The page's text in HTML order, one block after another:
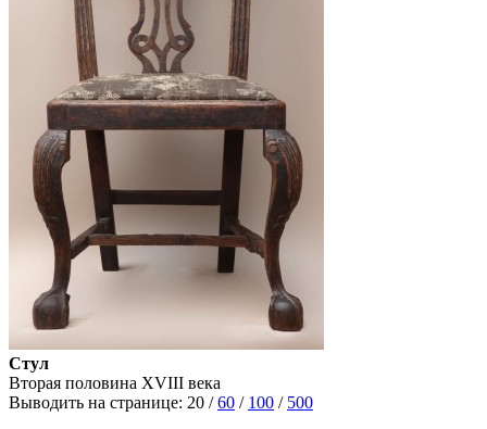
Стул
Вторая половина XVIII века
Выводить на странице: 20 /60 / 100 / 500